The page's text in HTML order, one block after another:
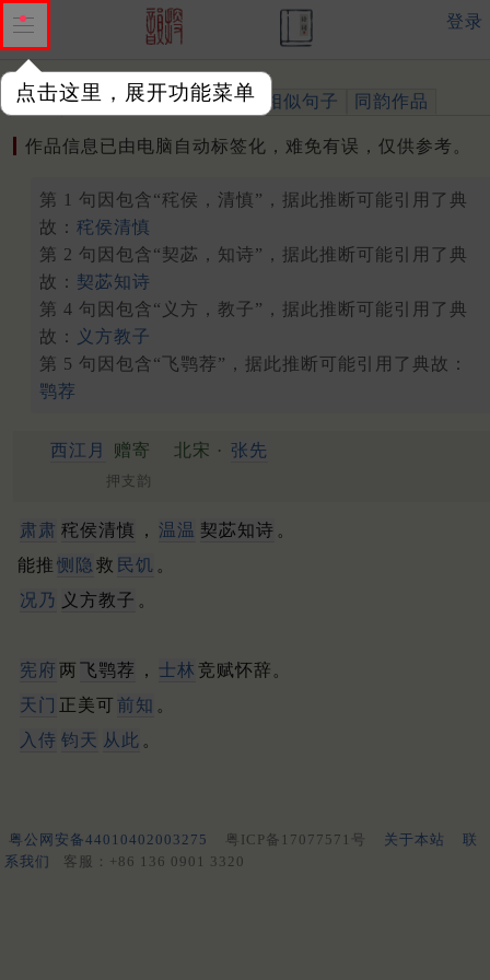
点击这里，展开功能菜单
登录
作品 标注四声 出处、引用 相似句子 同韵作品
作品信息已由电脑自动标签化，难免有误，仅供参考。
第 1 句因包含“秺侯，清慎”，据此推断可能引用了典
故： 秺侯清慎
第 2 句因包含“契苾，知诗”，据此推断可能引用了典
故： 契苾知诗
第 4 句因包含“义方，教子”，据此推断可能引用了典
故：
义方教子
第 5 句因包含“飞鹗荐”，据此推断可能引用了典故：
鹗荐
西江月 赠寄 北宋 · 张先
押支韵
肃肃 秺侯清慎 ， 温温 契苾知诗 。
能推 恻隐 救 民饥 。
况乃 义方教子 。
宪府 两 飞鹗荐 ， 士林 竞赋怀辞。
天门 正美可 前知 。
入侍 钧天 从此 。
粤公网安备44010402003275 粤ICP备17077571号 关于本站
联
系我们
客服：+86 136 0901 3320